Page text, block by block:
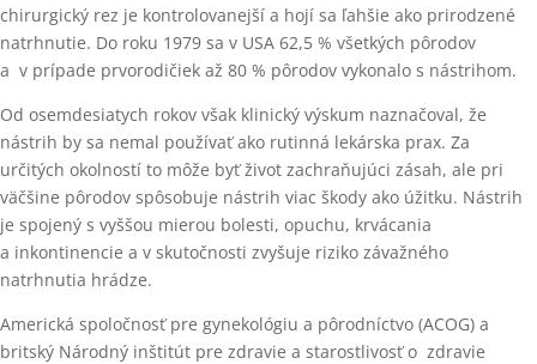
chirurgický rez je kontrolovanejší a hojí sa ľahšie ako prirodzené
natrhnutie. Do roku 1979 sa v USA 62,5 % všetkých pôrodov
a v prípade prvorodičiek až 80 % pôrodov vykonalo s nástrihom.
Od osemdesiatych rokov však klinický výskum naznačoval, že
nástrih by sa nemal používať ako rutinná lekárska prax. Za
určitých okolností to môže byť život zachraňujúci zásah, ale pri
väčšine pôrodov spôsobuje nástrih viac škody ako úžitku. Nástrih
je spojený s vyššou mierou bolesti, opuchu, krvácania
a inkontinencie a v skutočnosti zvyšuje riziko závažného
natrhnutia hrádze.
Americká spoločnosť pre gynekológiu a pôrodníctvo (ACOG) a
britský Národný inštitút pre zdravie a starostlivosť o zdravie